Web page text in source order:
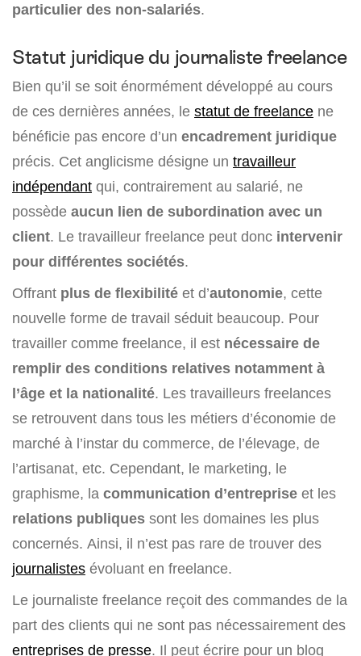
particulier des non-salariés.
Statut juridique du journaliste freelance
Bien qu’il se soit énormément développé au cours
de ces dernières années, le statut de freelance ne
bénéficie pas encore d’un encadrement juridique
précis. Cet anglicisme désigne un travailleur
indépendant qui, contrairement au salarié, ne
possède aucun lien de subordination avec un
client. Le travailleur freelance peut donc intervenir
pour différentes sociétés.
Offrant plus de flexibilité et d’autonomie, cette
nouvelle forme de travail séduit beaucoup. Pour
travailler comme freelance, il est nécessaire de
remplir des conditions relatives notamment à
l’âge et la nationalité. Les travailleurs freelances
se retrouvent dans tous les métiers d’économie de
marché à l’instar du commerce, de l’élevage, de
l’artisanat, etc. Cependant, le marketing, le
graphisme, la communication d’entreprise et les
relations publiques sont les domaines les plus
concernés. Ainsi, il n’est pas rare de trouver des
journalistes évoluant en freelance.
Le journaliste freelance reçoit des commandes de la
part des clients qui ne sont pas nécessairement des
entreprises de presse. Il peut écrire pour un blog